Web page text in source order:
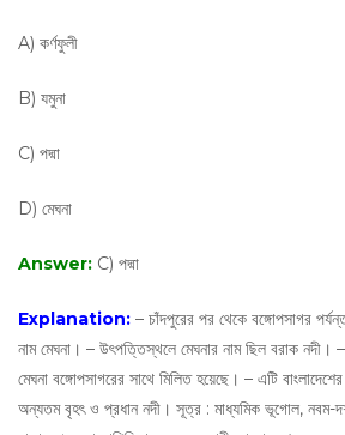
A) কর্ণফুলী
B) যমুনা
C) পদ্মা
D) মেঘনা
Answer: C) পদ্মা
Explanation: – চাঁদপুরের পর থেকে বঙ্গোপসাগর
নাম মেঘনা। – উৎপত্তিস্থলে মেঘনার নাম ছিল বরাক নদী।
মেঘনা বঙ্গোপসাগরের সাথে মিলিত হয়েছে। – এটি
অন্যতম বৃহৎ ও প্রধান নদী। সূত্র : মাধ্যমিক ভূগোল, নবম-